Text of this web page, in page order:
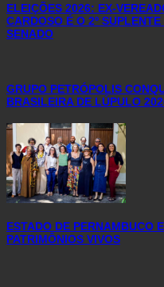
ELEIÇÕES 2026: EX-
CARDOSO É O 2º
SENADO
GRUPO PETRÓPOLIS
BRASILEIRA DE LÚPULO
ESTADO DE PERNAMBUCO
PATRIMÔNIOS VIVOS